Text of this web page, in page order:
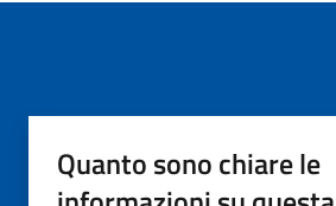
Quanto sono chiare le